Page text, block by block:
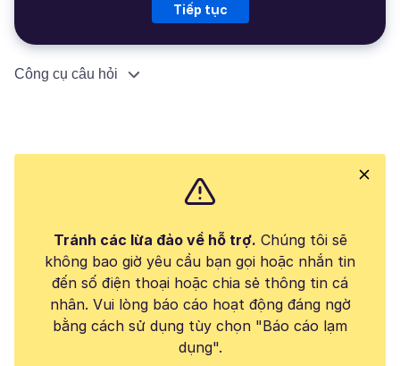
Tiếp tục
Công cụ câu hỏi
Tránh các lừa đảo về hỗ trợ. Chúng tôi sẽ
không bao giờ yêu cầu bạn gọi hoặc nhắn tin
đến số điện thoại hoặc chia sẻ thông tin cá
nhân. Vui lòng báo cáo hoạt động đáng ngờ
bằng cách sử dụng tùy chọn "Báo cáo lạm
dụng".